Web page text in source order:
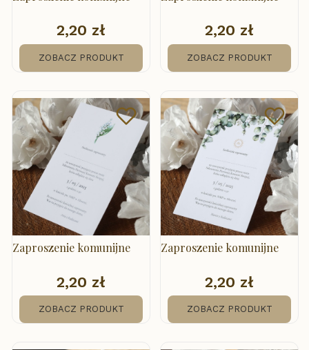
Cena
2,20 zł
ZOBACZ PRODUKT
Cena
2,20 zł
ZOBACZ PRODUKT
Zaproszenie komunijne
Cena
2,20 zł
ZOBACZ PRODUKT
Zaproszenie komunijne
Cena
2,20 zł
ZOBACZ PRODUKT